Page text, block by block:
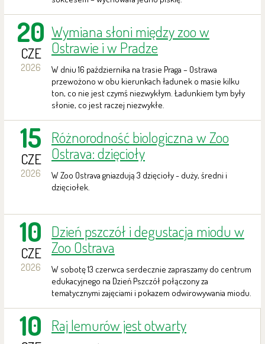
20
CZE
2026
Wymiana słoni między zoo w
Ostrawie i w Pradze
W dniu 16 października na trasie Praga – Ostrawa
przewożono w obu kierunkach ładunek o masie kilku
ton, co nie jest czymś niezwykłym. Ładunkiem tym były
słonie, co jest raczej niezwykłe.
15
CZE
2026
Różnorodność biologiczna w Zoo
Ostrava: dzięcioły
W Zoo Ostrava gniazdują 3 dzięcioły - duży, średni i
dzięciołek.
10
CZE
2026
Dzień pszczół i degustacja miodu w
Zoo Ostrava
W sobotę 13 czerwca serdecznie zapraszamy do centrum
edukacyjnego na Dzień Pszczół połączony za
tematycznymi zajęciami i pokazem odwirowywania miodu.
10 Raj lemurów jest otwarty